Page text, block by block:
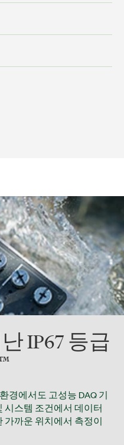
IP67 등급
경에서도 고성능 DAQ 기
시스템 조건에서 데이터
가까운 위치에서 측정이